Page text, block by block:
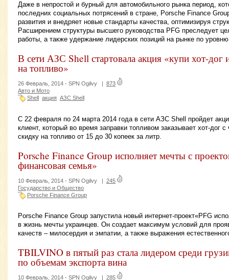
Даже в непростой и бурный для автомобильного рынка период,
последних социальных потрясений в стране, Porsche Finance
развития и внедряет новые стандарты качества, оптимизируя
Расширением структуры высшего руководства PFG преследует
работы, а также удержание лидерских позиций на рынке по
В сети АЗС Shell стартовала акция «купи хот-дог
на топливо»
26 Февраль, 2014 - SPN Ogilvy | 873
Авто и Мото
Shell акция АЗС Shell
С 22 февраля по 24 марта 2014 года в сети АЗС Shell пройдет
клиент, который во время заправки топливом заказывает хот-дог
скидку на топливо от 15 до 30 копеек за литр.
Porsche Finance Group исполняет мечты с
финансовая семья»
10 Февраль, 2014 - SPN Ogilvy | 245
Государство и Общество
Porsche Finance Group
Porsche Finance Group запустила новый интернет-проект«PFG
в жизнь мечты украинцев. Он создает максимум условий для
качеств – милосердия и эмпатии, а также выражения
TBILVINO в пятый раз стала лидером среди
по объемам экспорта вина
10 Февраль, 2014 - SPN Ogilvy | 285